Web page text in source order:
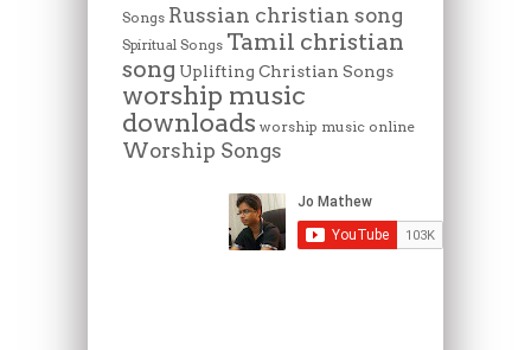
Songs Russian christian song
Spiritual Songs Tamil christian
song Uplifting Christian Songs
worship music
downloads worship music online
Worship Songs